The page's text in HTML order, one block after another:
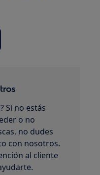
Si no estás
o no
no dudes
con nosotros.
al cliente